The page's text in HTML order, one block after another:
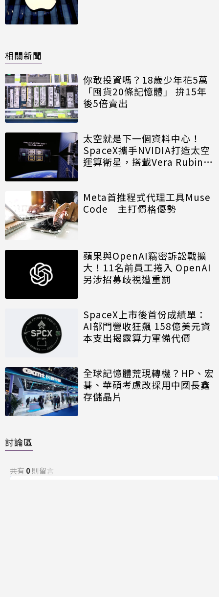
相關新聞
你敢投資嗎？18歲少年花5萬
「囤貨20條記憶體」 拚15年
後5倍賣出
太空就是下一個資料中心！
SpaceX攜手NVIDIA打造太空
運算衛星，搭載Vera Rubin運
Meta首推程式代理工具Muse
Code 主打價格優勢
蘋果與OpenAI竊密訴訟戰擴
大！11名前員工捲入 OpenAI
另涉招募歧視遭重罰
SpaceX上市後首份成績單：
AI部門營收狂飆 158億美元資
本支出揭露算力軍備代價
全球記憶體荒現轉機？HP、宏
碁、華碩考慮改採用中國長鑫
存儲晶片
討論區
共有 0則留言